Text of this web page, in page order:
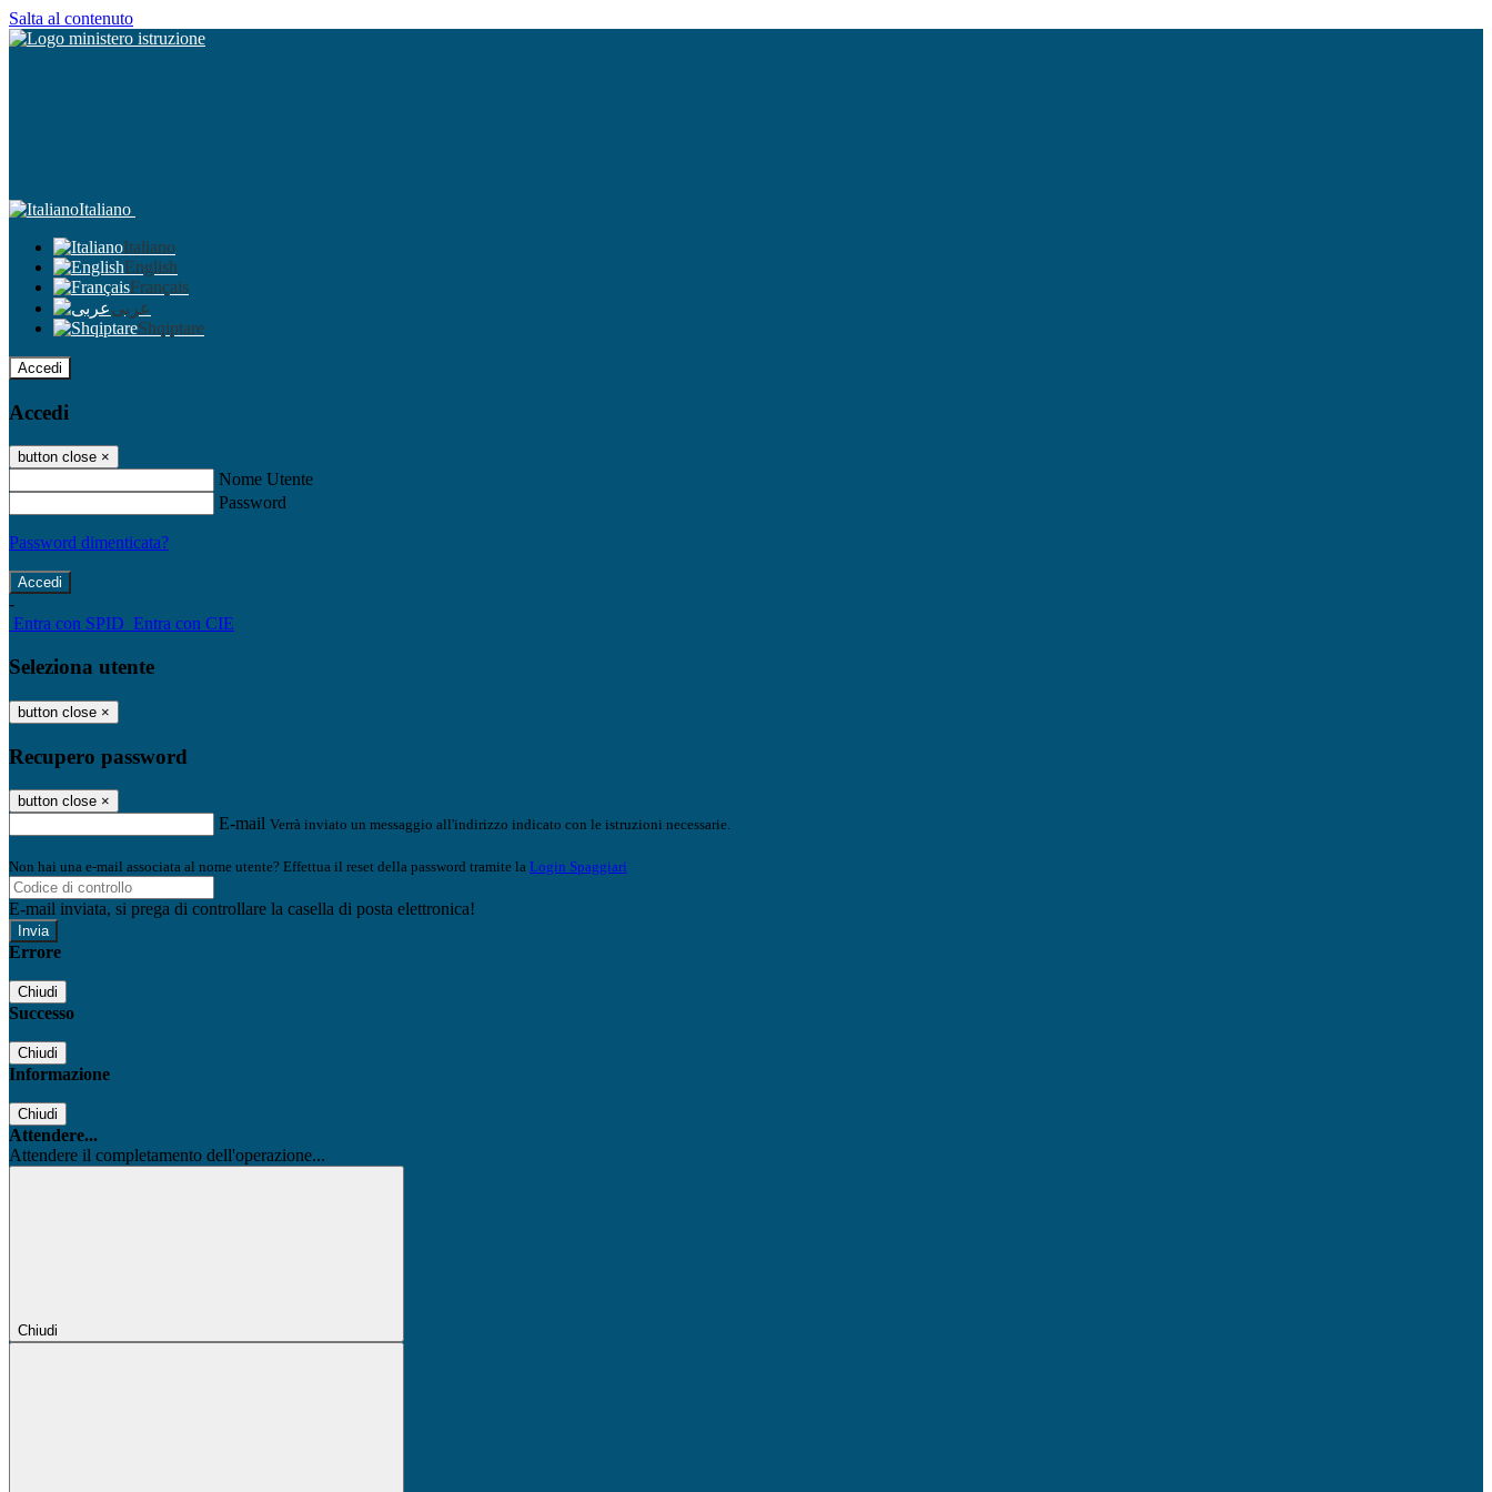
Salta al contenuto
Italiano
Italiano
English
Français
عربى
Shqiptare
Accedi
Accedi
button close ×
Nome Utente
Password
Password dimenticata?
-
Entra con SPID Entra con CIE
Seleziona utente
button close ×
Recupero password
button close ×
E-mail Verrà inviato un messaggio all'indirizzo indicato con le istruzioni necessarie.
Non hai una e-mail associata al nome utente? Effettua il reset della password tramite la Login Spaggiari
E-mail inviata, si prega di controllare la casella di posta elettronica!
Errore
Chiudi
Successo
Chiudi
Informazione
Chiudi
Attendere...
Attendere il completamento dell'operazione...
Chiudi